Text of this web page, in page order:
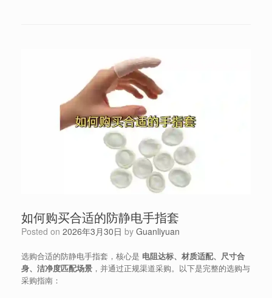
如何购买合适的防静电手指套
Posted on 2026年3月30日 by Guanliyuan
选购合适的防静电手指套，核心是 电阻达标、材质适配、尺寸合
身、洁净度匹配场景 ，并通过正规渠道采购。以下是完整的选购与
采购指南：